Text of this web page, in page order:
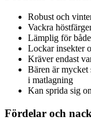
Robust och
Vackra
Lämplig för
Lockar insekter
Kräver endast
Bären är mycket
i matlagning
Kan sprida sig
Fördelar och